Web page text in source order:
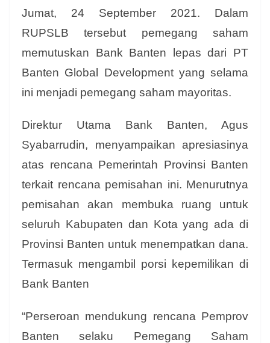
Jumat, 24 September 2021. Dalam
RUPSLB tersebut pemegang saham
memutuskan Bank Banten lepas dari PT
Banten Global Development yang selama
ini menjadi pemegang saham mayoritas.
Direktur Utama Bank Banten, Agus
Syabarrudin, menyampaikan apresiasinya
atas rencana Pemerintah Provinsi Banten
terkait rencana pemisahan ini. Menurutnya
pemisahan akan membuka ruang untuk
seluruh Kabupaten dan Kota yang ada di
Provinsi Banten untuk menempatkan dana.
Termasuk mengambil porsi kepemilikan di
Bank Banten
“Perseroan mendukung rencana Pemprov
Banten selaku Pemegang Saham